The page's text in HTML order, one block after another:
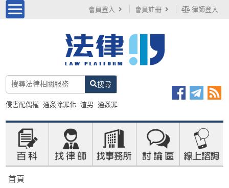
會員登入 會員註冊 律師登入
搜尋
侵害配偶權 通姦除罪化 渣男 通姦罪
首頁